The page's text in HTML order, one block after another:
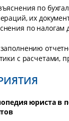
по
их
по
с расчетами,
юриста в